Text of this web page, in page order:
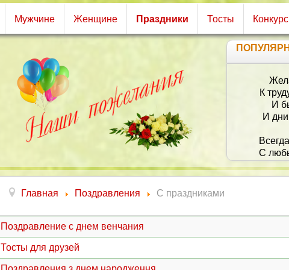
Мужчине Женщине Праздники Тосты
Желаю с улыбкой
К труду приступать
И быть у начальника
И дни завершать все на
Всегда быть красивой,
С любыми делами
Добиться всех целей,
Успешной быть, мудрой,
А дома купаться в
Всегда пребывать в
Спасибо тебе, что
Главная Поздравления С праздниками
Поздравление с днем венчания
Тосты для друзей